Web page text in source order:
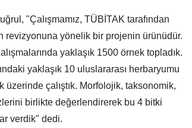
"Çalışmamız, TÜBİTAK tarafından
yönelik bir projenin ürünüdür.
yaklaşık 1500 örnek topladık.
yaklaşık 10 uluslararası herbaryumu
çalıştık. Morfolojik, taksonomik,
birlikte değerlendirerek bu 4 bitki
verdik" dedi.